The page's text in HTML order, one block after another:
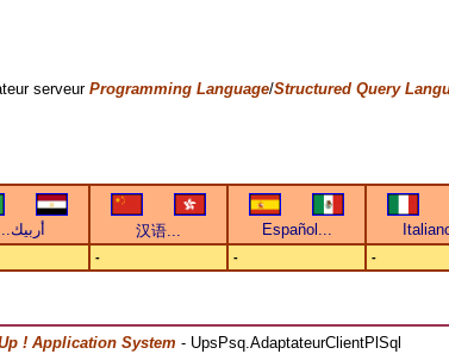
serveurProgramming Language/Structured Query
- - -
! Application System - UpsPsq.AdaptateurClientPlSql